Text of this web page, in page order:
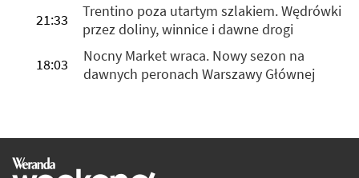
21:33
Trentino poza utartym szlakiem. Wędrówki
przez doliny, winnice i dawne drogi
18:03
Nocny Market wraca. Nowy sezon na
dawnych peronach Warszawy Głównej